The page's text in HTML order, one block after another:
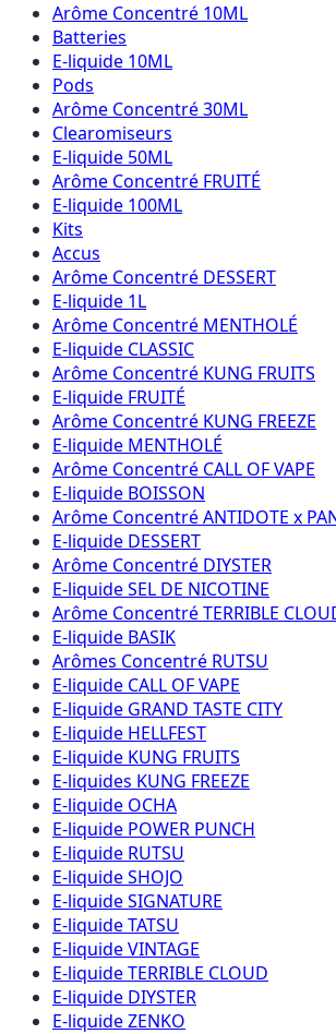
Arôme Concentré 10ML
Batteries
E-liquide 10ML
Pods
Arôme Concentré 30ML
Clearomiseurs
E-liquide 50ML
Arôme Concentré FRUITÉ
E-liquide 100ML
Kits
Accus
Arôme Concentré DESSERT
E-liquide 1L
Arôme Concentré MENTHOLÉ
E-liquide CLASSIC
Arôme Concentré KUNG FRUITS
E-liquide FRUITÉ
Arôme Concentré KUNG FREEZE
E-liquide MENTHOLÉ
Arôme Concentré CALL OF VAPE
E-liquide BOISSON
Arôme Concentré ANTIDOTE x
E-liquide DESSERT
Arôme Concentré DIYSTER
E-liquide SEL DE NICOTINE
Arôme Concentré TERRIBLE
E-liquide BASIK
Arômes Concentré RUTSU
E-liquide CALL OF VAPE
E-liquide GRAND TASTE CITY
E-liquide HELLFEST
E-liquide KUNG FRUITS
E-liquides KUNG FREEZE
E-liquide OCHA
E-liquide POWER PUNCH
E-liquide RUTSU
E-liquide SHOJO
E-liquide SIGNATURE
E-liquide TATSU
E-liquide VINTAGE
E-liquide TERRIBLE CLOUD
E-liquide DIYSTER
E-liquide ZENKO